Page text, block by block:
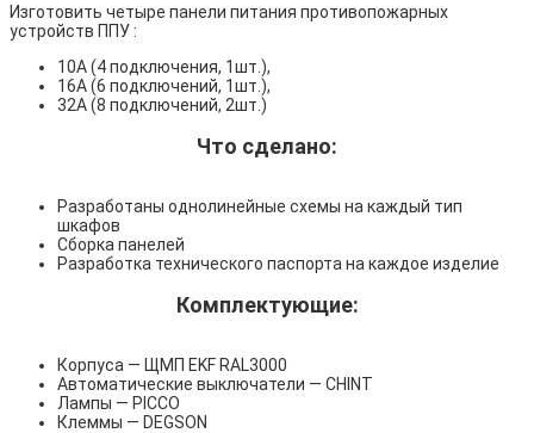
Изготовить четыре панели питания противопожарных
устройств ППУ :
10А (4 подключения, 1шт.),
16А (6 подключений, 1шт.),
32А (8 подключений, 2шт.)
Что сделано:
Разработаны однолинейные схемы на каждый тип
шкафов
Сборка панелей
Разработка технического паспорта на каждое изделие
Комплектующие:
Корпуса — ЩМП EKF RAL3000
Автоматические выключатели — CHINT
Лампы — PICCO
Клеммы — DEGSON